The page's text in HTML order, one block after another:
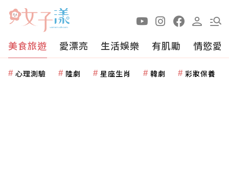
美食旅遊 愛漂亮 生活娛樂 有肌勵 情慾愛
心理測驗 陸劇 星座生肖 韓劇 彩妝保養